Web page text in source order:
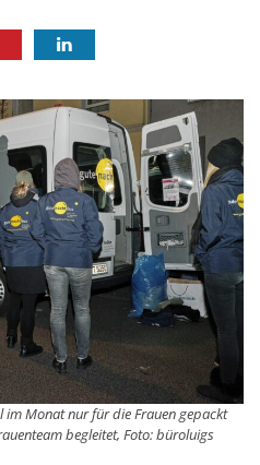
im Monat nur für die Frauen gepackt
begleitet, Foto: büroluigs